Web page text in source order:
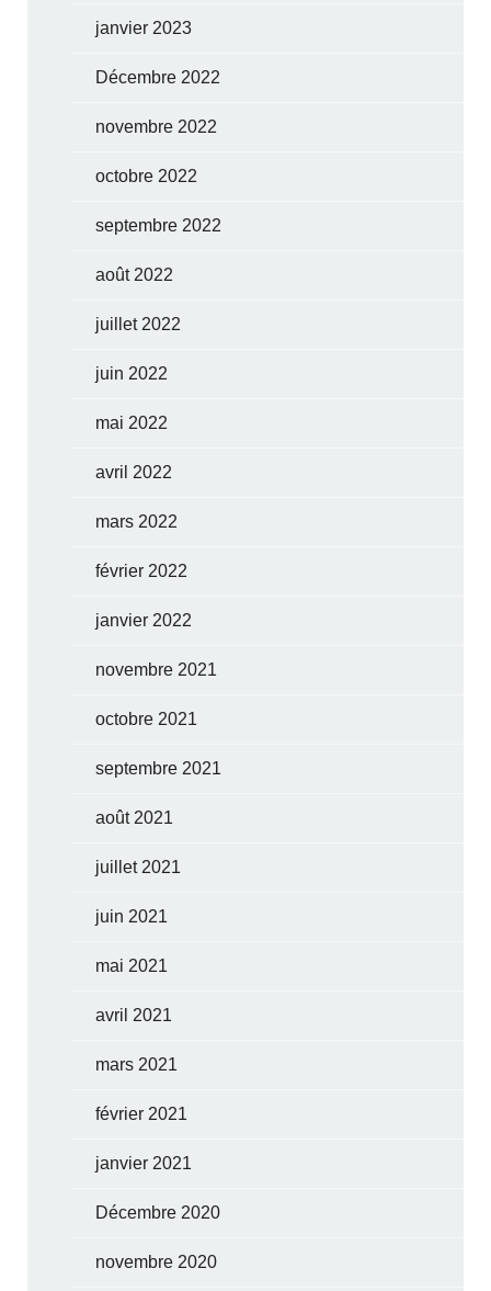
janvier 2023
Décembre 2022
novembre 2022
octobre 2022
septembre 2022
août 2022
juillet 2022
juin 2022
mai 2022
avril 2022
mars 2022
février 2022
janvier 2022
novembre 2021
octobre 2021
septembre 2021
août 2021
juillet 2021
juin 2021
mai 2021
avril 2021
mars 2021
février 2021
janvier 2021
Décembre 2020
novembre 2020